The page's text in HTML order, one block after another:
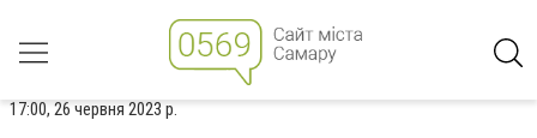
17:00, 26 червня 2023 р.